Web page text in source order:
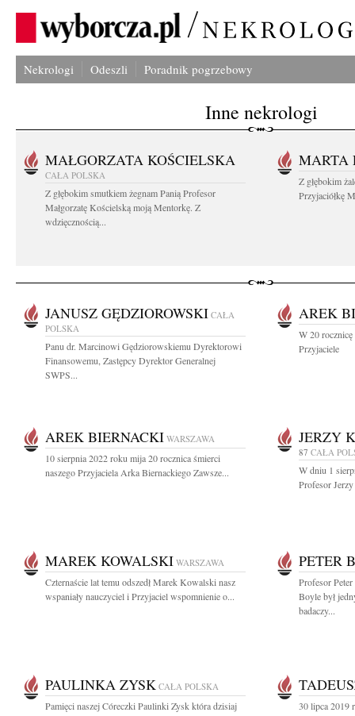
Nekrologi Odeszli Poradnik pogrzebowy
Inne nekrologi
MAŁGORZATA KOŚCIELSKA
CAŁA POLSKA
Z głębokim smutkiem żegnam Panią Profesor
Małgorzatę Kościelską moją Mentorkę. Z
wdzięcznością...
MARTA
Z głębokim
Przyjaciółkę
JANUSZ GĘDZIOROWSKI CAŁA
POLSKA
Panu dr. Marcinowi Gędziorowskiemu Dyrektorowi
Finansowemu, Zastępcy Dyrektor Generalnej
SWPS...
AREK
W 20
Przyjaciele
AREK BIERNACKI WARSZAWA
10 sierpnia 2022 roku mija 20 rocznica śmierci
naszego Przyjaciela Arka Biernackiego Zawsze...
JERZY
87 CAŁA
W dniu 1
Profesor Jerzy
MAREK KOWALSKI WARSZAWA
Czternaście lat temu odszedł Marek Kowalski nasz
wspaniały nauczyciel i Przyjaciel wspomnienie o...
PETER
Profesor
Boyle był
badaczy...
PAULINKA ZYSK CAŁA POLSKA
Pamięci naszej Córeczki Paulinki Zysk która dzisiaj
30 lipca 2019